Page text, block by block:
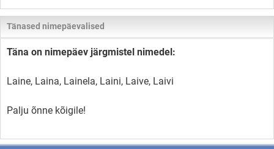
Tänased nimepäevalised
Täna on nimepäev järgmistel nimedel:
Laine, Laina, Lainela, Laini, Laive, Laivi
Palju õnne kõigile!